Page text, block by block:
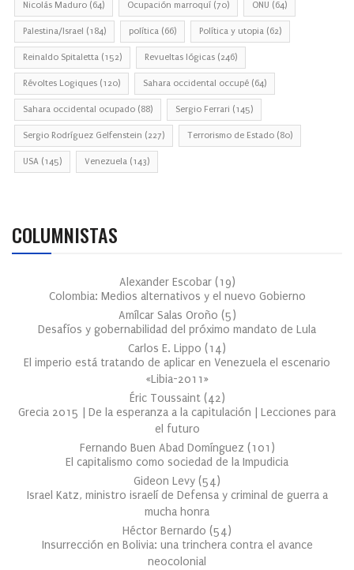
Nicolás Maduro (64) Ocupación marroquí (70) ONU (64)
Palestina/Israel (184) política (66) Política y utopia (62)
Reinaldo Spitaletta (152) Revueltas lógicas (246)
Révoltes Logiques (120) Sahara occidental occupé (64)
Sahara occidental ocupado (88) Sergio Ferrari (145)
Sergio Rodríguez Gelfenstein (227) Terrorismo de Estado (80)
USA (145) Venezuela (143)
COLUMNISTAS
Alexander Escobar (19)
Colombia: Medios alternativos y el nuevo Gobierno
Amílcar Salas Oroño (5)
Desafíos y gobernabilidad del próximo mandato de Lula
Carlos E. Lippo (14)
El imperio está tratando de aplicar en Venezuela el escenario
«Libia-2011»
Éric Toussaint (42)
Grecia 2015 | De la esperanza a la capitulación | Lecciones para
el futuro
Fernando Buen Abad Domínguez (101 )
El capitalismo como sociedad de la Impudicia
Gideon Levy (54)
Israel Katz, ministro israelí de Defensa y criminal de guerra a
mucha honra
Héctor Bernardo (54)
Insurrección en Bolivia: una trinchera contra el avance
neocolonial